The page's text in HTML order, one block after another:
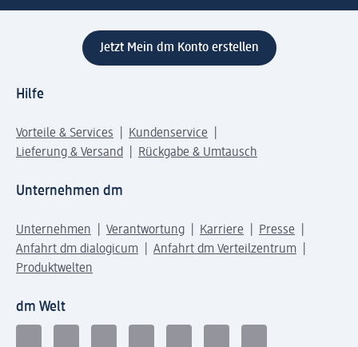
Jetzt Mein dm Konto erstellen
Hilfe
Vorteile & Services
Kundenservice
Lieferung & Versand
Rückgabe & Umtausch
Unternehmen dm
Unternehmen Verantwortung Karriere
Presse
Anfahrt dm dialogicum
Anfahrt dm Verteilzentrum
Produktwelten
dm Welt